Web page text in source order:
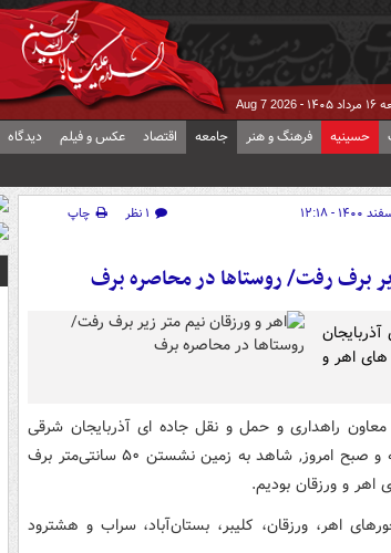
-
Aug 7 2026
حسینیه فرهنگ و هنر جامعه اقتصاد عکس و فیلم دیدگاه
۱ نظر
چاپ
برف رفت/ روستاها در محاصره برف
اهر و
معاون راهداری و حمل و نقل جاده ای آذربایجان شرقی
اظهار کرد: در پی بارش‌های روز گذشته و صبح امروز, شاهد به زمین نشستن ۵۰ سانتی‌متر برف
اهر و ورزقان بودیم.
اهر، ورزقان، کلیبر، بستان‌آباد، سراب و هشترود